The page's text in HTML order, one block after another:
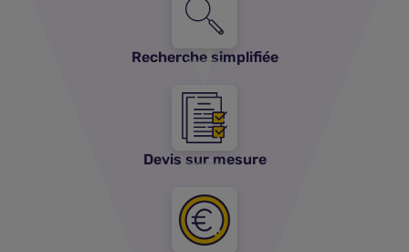
Recherche simplifiée
Devis sur mesure